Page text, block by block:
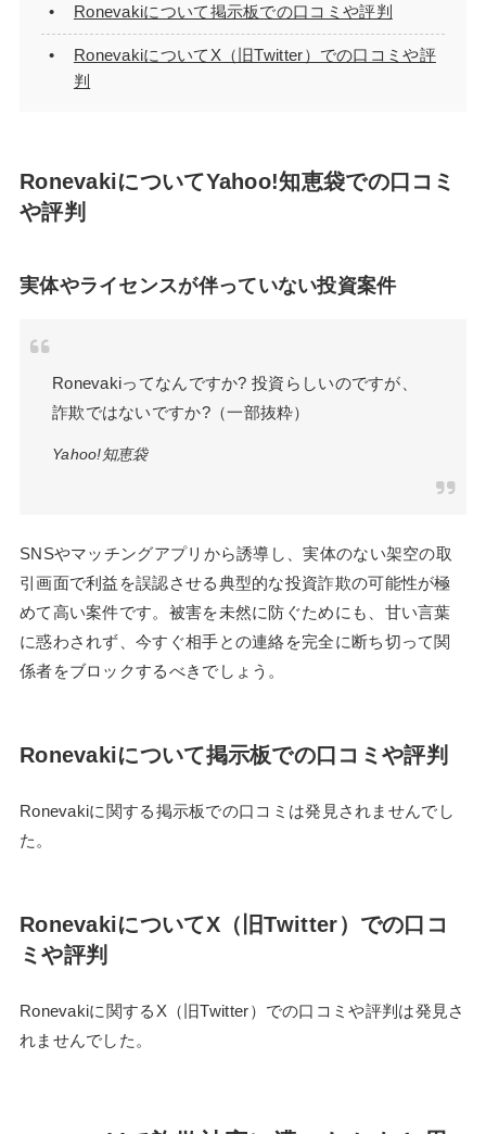
Ronevakiについて掲示板での口コミや評判
RonevakiについてX（旧Twitter）での口コミや評
判
RonevakiについてYahoo!知恵袋での口コミ
や評判
実体やライセンスが伴っていない投資案件
Ronevakiってなんですか? 投資らしいのですが、
詐欺ではないですか?（一部抜粋）
Yahoo!知恵袋
SNSやマッチングアプリから誘導し、実体のない架空の取
引画面で利益を誤認させる典型的な投資詐欺の可能性が極
めて高い案件です。被害を未然に防ぐためにも、甘い言葉
に惑わされず、今すぐ相手との連絡を完全に断ち切って関
係者をブロックするべきでしょう。
Ronevakiについて掲示板での口コミや評判
Ronevakiに関する掲示板での口コミは発見されませんでし
た。
RonevakiについてX（旧Twitter）での口コ
ミや評判
Ronevakiに関するX（旧Twitter）での口コミや評判は発見さ
れませんでした。